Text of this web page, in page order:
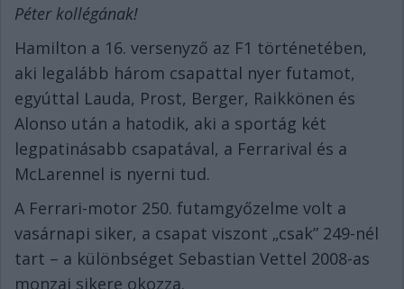
Péter kollégának!
Hamilton a 16. versenyző az F1 történetében,
aki legalább három csapattal nyer futamot,
egyúttal Lauda, Prost, Berger, Raikkönen és
Alonso után a hatodik, aki a sportág két
legpatinásabb csapatával, a Ferrarival és a
McLarennel is nyerni tud.
A Ferrari-motor 250. futamgyőzelme volt a
vasárnapi siker, a csapat viszont „csak” 249-nél
tart – a különbséget Sebastian Vettel 2008-as
monzai sikere okozza.